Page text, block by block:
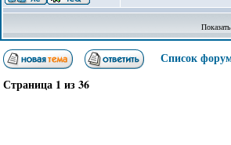
Список
Страница 1 из36